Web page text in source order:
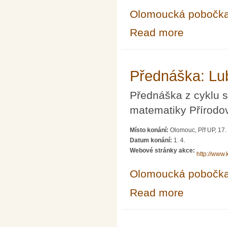
Olomoucká
Read more
Přednáška:
Přednáška z cyklu
matematiky
Místo konání: Olomouc, Přf UP,
Datum konání: 1. 4.
Webové stránky akce:
http://
Olomoucká
Read more